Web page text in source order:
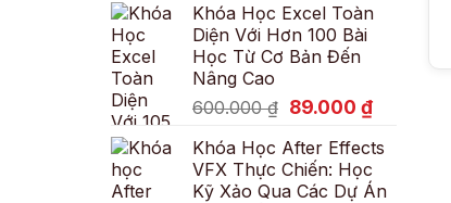
Khóa Học Excel Toàn
Diện Với Hơn 100 Bài
Học Từ Cơ Bản Đến
Nâng Cao
600.000₫ Giá
là:
600.000 ₫.
89.000 ₫Giá
tại
là:
89.000 ₫.
Khóa Học After Effects
VFX Thực Chiến: Học
Kỹ Xảo Qua Các Dự Án